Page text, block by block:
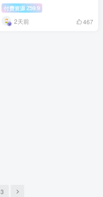
付费资源 Z59.9
2天前 467
3